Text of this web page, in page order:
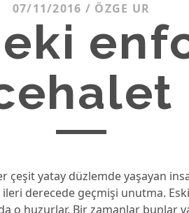
07/11/2016 / ÖZGE UR
çeşit yatay düzlemde yaşayan
derecede geçmişi unutma.
o huzurlar. Bir zamanlar bunlar